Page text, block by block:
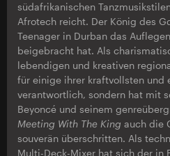
südafrikanischen
Afrotech reicht. Der König des
Teenager in Durban das
beigebracht hat. Als
lebendigen und kreativen
für einige ihrer kraftvollsten und
verantwortlich, sondern hat mit
Beyoncé und seinem
Meeting With The King auch die
souverän überschritten. Als
Multi-Deck-Mixer hat sich der in